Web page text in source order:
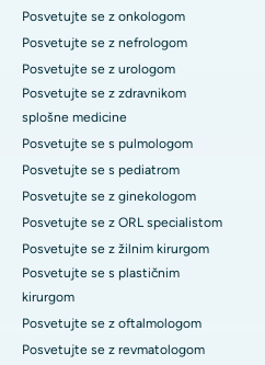
Posvetujte se z onkologom
Posvetujte se z nefrologom
Posvetujte se z urologom
Posvetujte se z zdravnikom
splošne medicine
Posvetujte se s pulmologom
Posvetujte se s pediatrom
Posvetujte se z ginekologom
Posvetujte se z ORL specialistom
Posvetujte se z žilnim kirurgom
Posvetujte se s plastičnim
kirurgom
Posvetujte se z oftalmologom
Posvetujte se z revmatologom